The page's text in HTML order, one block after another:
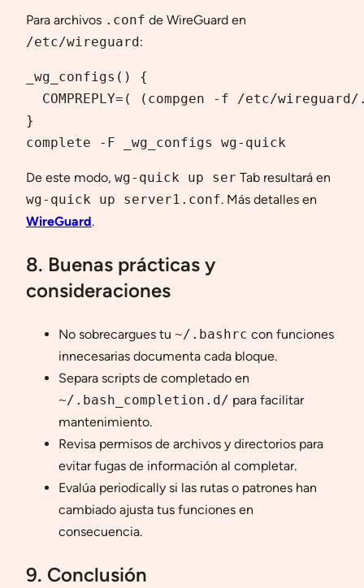
Para archivos .conf de WireGuard en
/etc/wireguard :
_wg_configs() {
COMPREPLY=( (compgen -f /etc/
}
complete -F _wg_configs wg-quick
De este modo, wg-quick up ser Tab resultará en
wg-quick up server1.conf. Más detalles en
WireGuard.
8. Buenas prácticas y
consideraciones
No sobrecargues tu ~/.bashrc con funciones
innecesarias documenta cada bloque.
Separa scripts de completado en
~/.bash_completion.d/ para facilitar
mantenimiento.
Revisa permisos de archivos y directorios para
evitar fugas de información al completar.
Evalúa periodically si las rutas o patrones han
cambiado ajusta tus funciones en
consecuencia.
9. Conclusión